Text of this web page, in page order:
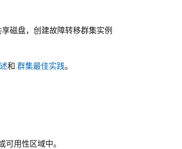
磁盘，创建故障转移群集实例
和 群集最佳实践。
可用性区域中。